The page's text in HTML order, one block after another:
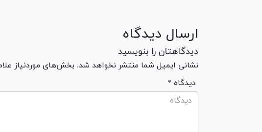
ارسال دیدگاه
دیدگاهتان را بنویسید
نشانی ایمیل شما منتشر نخواهد شد. بخش‌های موردنیاز
* دیدگاه